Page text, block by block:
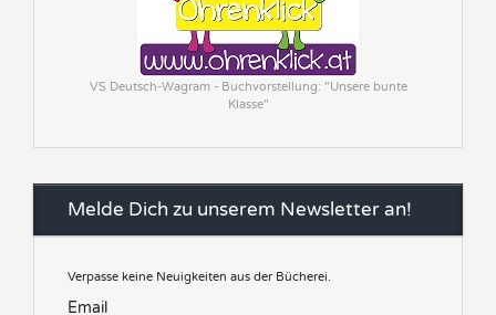
VS Deutsch-Wagram - Buchvorstellung: "Unsere bunte
Klasse"
Melde Dich zu unserem Newsletter an!
Verpasse keine Neuigkeiten aus der Bücherei.
Email